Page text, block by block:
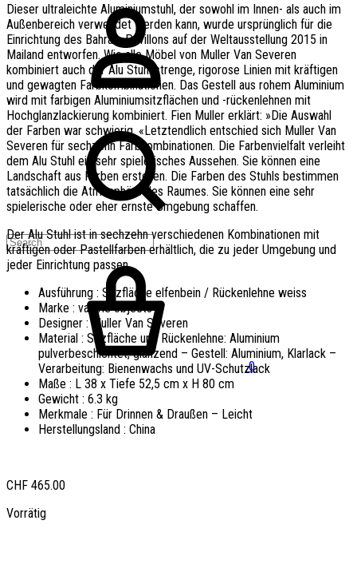
0
Dieser ultraleichte Aluminiumstuhl, der sowohl im Innen- als auch im
Außenbereich verwendet werden kann, wurde ursprünglich für die
Einrichtung des Bahrain-Pavillons auf der Weltausstellung 2015 in
Mailand entworfen. Wie alle Möbel von Muller Van Severen
kombiniert auch der Alu Stuhl strenge, rigorose Linien mit kräftigen
und gewagten Farbkombinationen. Das Gestell aus rohem Aluminium
wird mit farbigen Aluminiumsitzflächen und -rückenlehnen mit
Hochglanzlackierung kombiniert. Fien Muller erklärt: »Die Auswahl
der Farben war schwierig. «Letztendlich entschied sich Muller Van
Severen für sechzehn Farbkombinationen. Die Farbenvielfalt verleiht
dem Alu Stuhl ein sehr spielerisches Aussehen. Sie können eine
Landschaft aus Farben erstellen. Die Farben des Stuhls bestimmen
tatsächlich die Atmosphäre des Raumes. Sie können eine sehr
spielerische oder eher ernste Umgebung schaffen.
Der Alu Stuhl ist in sechzehn verschiedenen Kombinationen mit
kräftigen oder Pastellfarben erhältlich, die zu jeder Umgebung und
jeder Einrichtung passen.
Ausführung : Sitzfläche elfenbein / Rückenlehne weiss
Marke : valerie objects
Designer : Muller Van Severen
Material : Sitzfläche und Rückenlehne: Aluminium
pulverbeschichtet, glänzend – Gestell: Aluminium, Klarlack –
Verarbeitung: Bienenwachs und UV-Schutzlack
Maße : L 38 x Tiefe 52,5 cm x H 80 cm
Gewicht : 6.3 kg
Merkmale : Für Drinnen & Draußen – Leicht
Herstellungsland : China
CHF 465.00
Vorrätig